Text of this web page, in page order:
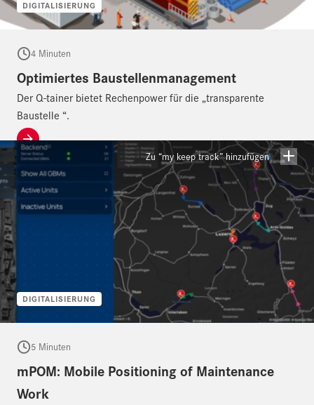
DIGITALISIERUNG
4 Minuten
Optimiertes Baustellenmanagement
Der Q-tainer bietet Rechenpower für die „transparente
Baustelle “.
DIGITALISIERUNG
Zu “my keep track” hinzufügen
5 Minuten
mPOM: Mobile Positioning of Maintenance
Work